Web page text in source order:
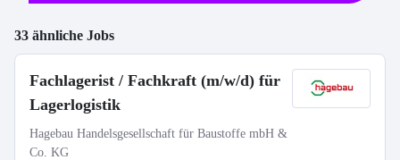
33 ähnliche Jobs
Fachlagerist / Fachkraft (m/w/d) für
Lagerlogistik
Hagebau Handelsgesellschaft für Baustoffe mbH &
Co. KG